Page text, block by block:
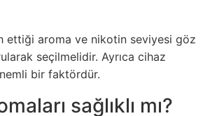
ettiği aroma ve nikotin seviyesi göz
seçilmelidir. Ayrıca cihaz
bir faktördür.
sağlıklı mı?